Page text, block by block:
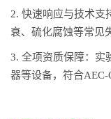
2. 快速响应与技术支
衰、硫化腐蚀等常见
3. 全项资质保障：实
器等设备，符合AEC-